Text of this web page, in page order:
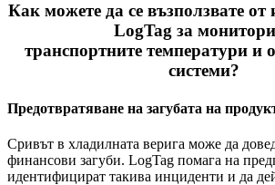
Как можете да се възползвате от
LogTag за
транспортните температури и
системи?
Предотвратяване на загубата на
Сривът в хладилната верига може да
финансови загуби. LogTag помага на
идентифицират такива инциденти и да